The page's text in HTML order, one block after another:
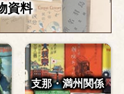
資料
支那・満州関係